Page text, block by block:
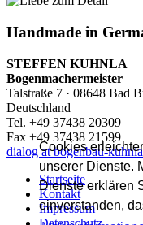
Cookies
unserer Dienste.
Dienste erklären
einverstanden,
Handmade in
STEFFEN KUHNLA
Bogenmachermeister
Talstraße 7 · 08648 Bad
Deutschland
Tel. +49 37438 20309
Fax +49 37438 21599
dialog at bogenbau-
Startseite
Kontakt
Impressum